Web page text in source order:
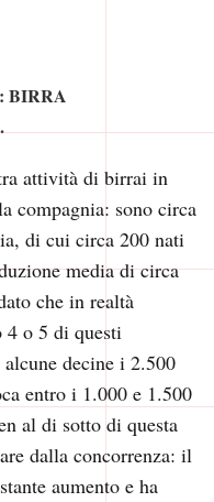
BIRRA
attività di birrai in
compagnia: sono circa
di cui circa 200 nati
media di circa
che in realtà
4 o 5 di questi
decine i 2.500
entro i 1.000 e 1.500
al di sotto di questa
dalla concorrenza: il
aumento e ha